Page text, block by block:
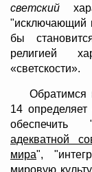
светский
"исключающий
бы
религией
«светскости».
Обратимся
14
обеспечить
адекватной
мира",